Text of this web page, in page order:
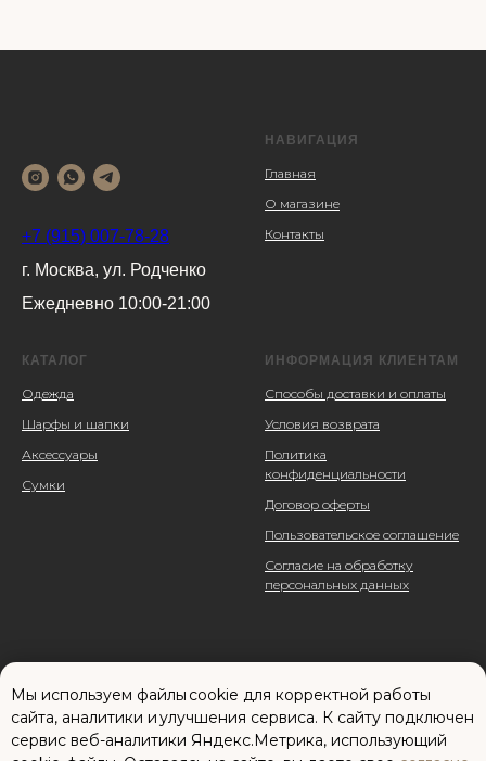
Мы используем файлы cookie для корректной работы
сайта, аналитики и улучшения сервиса. К cайту подключен
сервис веб-аналитики Яндекс.Метрика, использующий
+7 (915) 007-78-28
г. Москва, ул. Родченко
Ежедневно 10:00-21:00
НАВИГАЦИЯ
Главная
О магазине
Контакты
КАТАЛОГ
Одежда
Шарфы и шапки
Аксессуары
Сумки
ИНФОРМАЦИЯ КЛИЕНТАМ
Способы доставки и оплаты
Условия возврата
Политика
конфиденциальности
Договор оферты
Пользовательское соглашение
Согласие на обработку
персональных данных